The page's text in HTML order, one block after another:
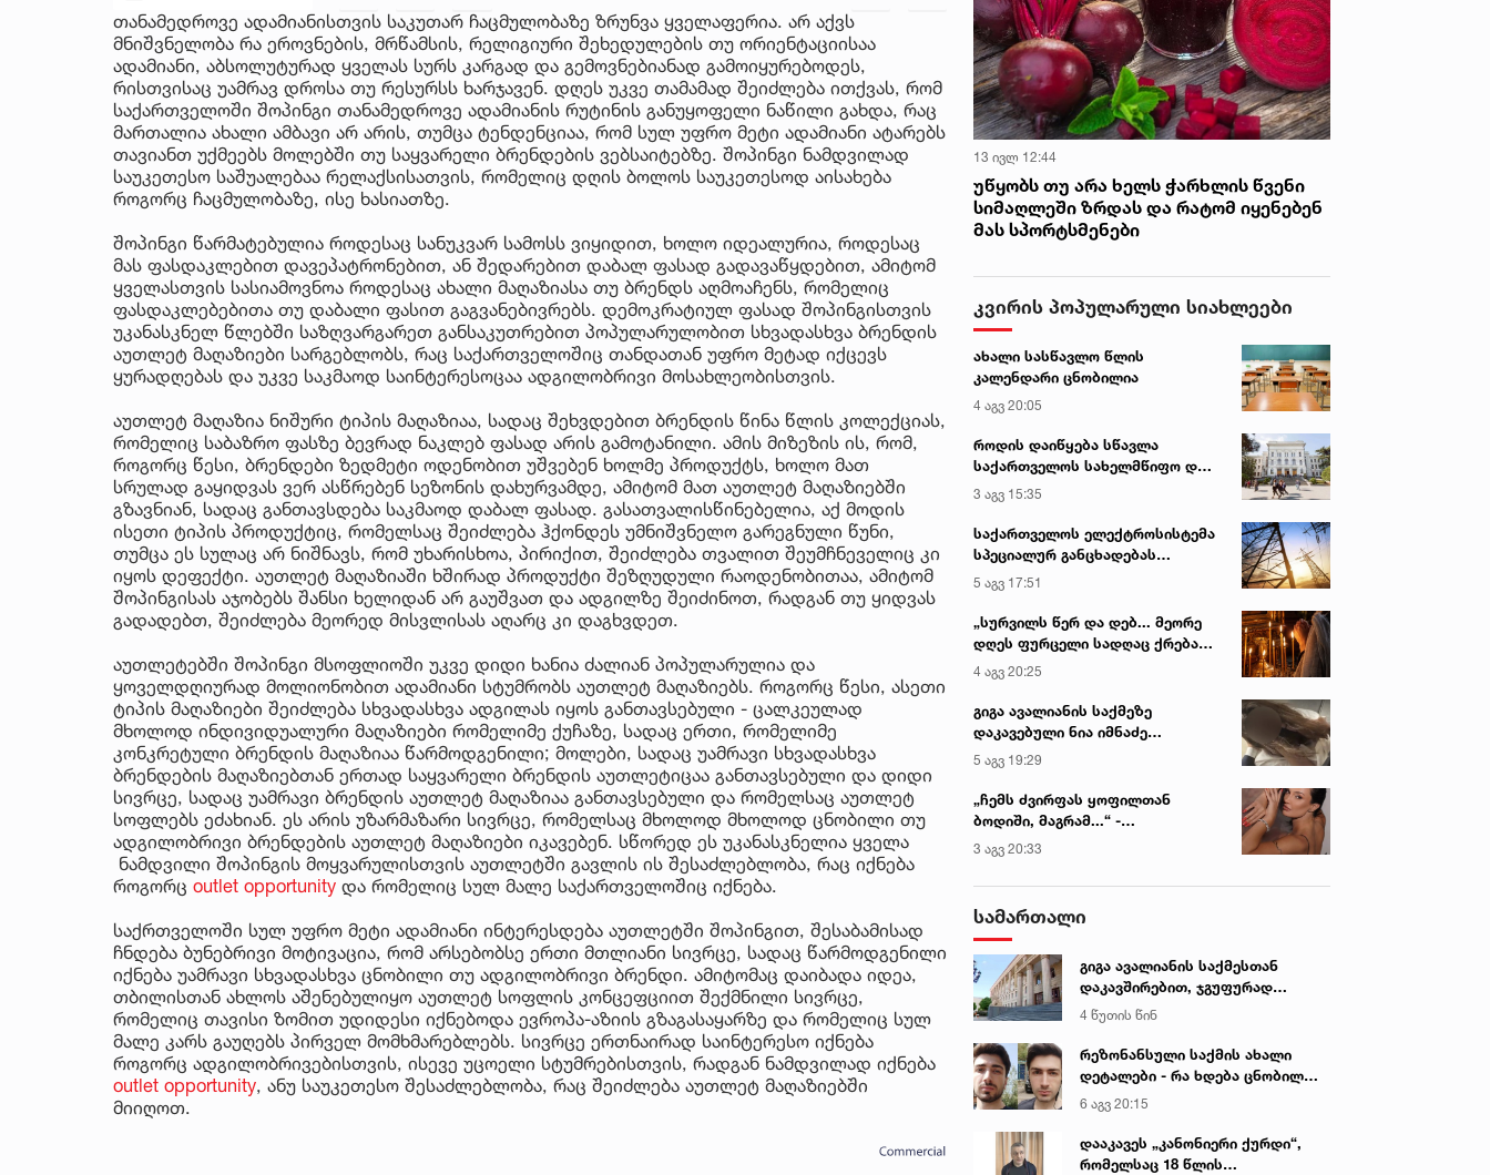
თანამედროვე ადამიანისთვის საკუთარ ჩაცმულობაზე ზრუნვა ყველაფერია. არ აქვს
მნიშვნელობა რა ეროვნების, მრწამსის, რელიგიური შეხედულების თუ ორიენტაციისაა
ადამიანი, აბსოლუტურად ყველას სურს კარგად და გემოვნებიანად გამოიყურებოდეს,
რისთვისაც უამრავ დროსა თუ რესურსს ხარჯავენ. დღეს უკვე თამამად შეიძლება ითქვას, რომ
საქართველოში შოპინგი თანამედროვე ადამიანის რუტინის განუყოფელი ნაწილი გახდა, რაც
მართალია ახალი ამბავი არ არის, თუმცა ტენდენციაა, რომ სულ უფრო მეტი ადამიანი ატარებს
თავიანთ უქმეებს მოლებში თუ საყვარელი ბრენდების ვებსაიტებზე. შოპინგი ნამდვილად
საუკეთესო საშუალებაა რელაქსისათვის, რომელიც დღის ბოლოს საუკეთესოდ აისახება
როგორც ჩაცმულობაზე, ისე ხასიათზე.
შოპინგი წარმატებულია როდესაც სანუკვარ სამოსს ვიყიდით, ხოლო იდეალურია, როდესაც
მას ფასდაკლებით დავეპატრონებით, ან შედარებით დაბალ ფასად გადავაწყდებით, ამიტომ
ყველასთვის სასიამოვნოა როდესაც ახალი მაღაზიასა თუ ბრენდს აღმოაჩენს, რომელიც
ფასდაკლებებითა თუ დაბალი ფასით გაგვანებივრებს. დემოკრატიულ ფასად შოპინგისთვის
უკანასკნელ წლებში საზღვარგარეთ განსაკუთრებით პოპულარულობით სხვადასხვა ბრენდის
აუთლეტ მაღაზიები სარგებლობს, რაც საქართველოშიც თანდათან უფრო მეტად იქცევს
ყურადღებას და უკვე საკმაოდ საინტერესოცაა ადგილობრივი მოსახლეობისთვის.
აუთლეტ მაღაზია ნიშური ტიპის მაღაზიაა, სადაც შეხვდებით ბრენდის წინა წლის კოლექციას,
რომელიც საბაზრო ფასზე ბევრად ნაკლებ ფასად არის გამოტანილი. ამის მიზეზის ის, რომ,
როგორც წესი, ბრენდები ზედმეტი ოდენობით უშვებენ ხოლმე პროდუქტს, ხოლო მათ
სრულად გაყიდვას ვერ ასწრებენ სეზონის დახურვამდე, ამიტომ მათ აუთლეტ მაღაზიებში
გზავნიან, სადაც განთავსდება საკმაოდ დაბალ ფასად. გასათვალისწინებელია, აქ მოდის
ისეთი ტიპის პროდუქტიც, რომელსაც შეიძლება ჰქონდეს უმნიშვნელო გარეგნული წუნი,
თუმცა ეს სულაც არ ნიშნავს, რომ უხარისხოა, პირიქით, შეიძლება თვალით შეუმჩნეველიც კი
იყოს დეფექტი. აუთლეტ მაღაზიაში ხშირად პროდუქტი შეზღუდული რაოდენობითაა, ამიტომ
შოპინგისას აჯობებს შანსი ხელიდან არ გაუშვათ და ადგილზე შეიძინოთ, რადგან თუ ყიდვას
გადადებთ, შეიძლება მეორედ მისვლისას აღარც კი დაგხვდეთ.
აუთლეტებში შოპინგი მსოფლიოში უკვე დიდი ხანია ძალიან პოპულარულია და
ყოველდღიურად მოლიონობით ადამიანი სტუმრობს აუთლეტ მაღაზიებს. როგორც წესი, ასეთი
ტიპის მაღაზიები შეიძლება სხვადასხვა ადგილას იყოს განთავსებული - ცალკეულად
მხოლოდ ინდივიდუალური მაღაზიები რომელიმე ქუჩაზე, სადაც ერთი, რომელიმე
კონკრეტული ბრენდის მაღაზიაა წარმოდგენილი; მოლები, სადაც უამრავი სხვადასხვა
ბრენდების მაღაზიებთან ერთად საყვარელი ბრენდის აუთლეტიცაა განთავსებული და დიდი
სივრცე, სადაც უამრავი ბრენდის აუთლეტ მაღაზიაა განთავსებული და რომელსაც აუთლეტ
სოფლებს ეძახიან. ეს არის უზარმაზარი სივრცე, რომელსაც მხოლოდ მხოლოდ ცნობილი თუ
ადგილობრივი ბრენდების აუთლეტ მაღაზიები იკავებენ. სწორედ ეს უკანასკნელია ყველა
ნამდვილი შოპინგის მოყვარულისთვის აუთლეტში გავლის ის შესაძლებლობა, რაც იქნება
როგორც outlet opportunity და რომელიც სულ მალე საქართველოშიც იქნება.
საქრთველოში სულ უფრო მეტი ადამიანი ინტერესდება აუთლეტში შოპინგით, შესაბამისად
ჩნდება ბუნებრივი მოტივაცია, რომ არსებობსე ერთი მთლიანი სივრცე, სადაც წარმოდგენილი
იქნება უამრავი სხვადასხვა ცნობილი თუ ადგილობრივი ბრენდი. ამიტომაც დაიბადა იდეა,
თბილისთან ახლოს აშენებულიყო აუთლეტ სოფლის კონცეფციით შექმნილი სივრცე,
რომელიც თავისი ზომით უდიდესი იქნებოდა ევროპა-აზიის გზაგასაყარზე და რომელიც სულ
მალე კარს გაუღებს პირველ მომხმარებლებს. სივრცე ერთნაირად საინტერესო იქნება
როგორც ადგილობრივებისთვის, ისევე უცოელი სტუმრებისთვის, რადგან ნამდვილად იქნება
outlet opportunity, ანუ საუკეთესო შესაძლებლობა, რაც შეიძლება აუთლეტ მაღაზიებში
მიიღოთ.
13 ივლ 12:44
უწყობს თუ არა ხელს ჭარხლის წვენი
სიმაღლეში ზრდას და რატომ იყენებენ
მას სპორტსმენები
კვირის პოპულარული სიახლეები
ახალი სასწავლო წლის
კალენდარი ცნობილია
4 აგვ 20:05
როდის დაიწყება სწავლა
საქართველოს სახელმწიფო და
კერძო უნივერსიტეტებში
3 აგვ 15:35
საქართველოს ელექტროსისტემა
სპეციალურ განცხადებას
ავრცელებს
5 აგვ 17:51
„სურვილს წერ და დებ... მეორე
დღეს ფურცელი სადღაც ქრება
და სურვილი სრულდება...“ -
სასწაულმოქმედი ტაძარი შიდა
ქართლში
4 აგვ 20:25
გიგა ავალიანის საქმეზე
დაკავებული ნია იმნაძე
კლინიკაში გადაჰყავთ
5 აგვ 19:29
„ჩემს ძვირფას ყოფილთან
ბოდიში, მაგრამ...“ -
ალექსანდრა პაიჭაძის
გულწრფელი აღიარება
3 აგვ 20:33
სამართალი
გიგა ავალიანის საქმესთან
დაკავშირებით, ჯგუფურად
ჯანმრთელობის განზრახ მძიმე
დაზიანების წაქეზების ფაქტზე
ნია იმნაძისა და განსაკუთრებით
მძიმე დანაშაულის
ანასტასია ბერუაშვილის
სასამართლო პროცესი,
სავარაუდოდ, დღეს გაიმართება
4 წუთის წინ
რეზონანსული საქმის ახალი
დეტალები - რა ხდება ცნობილი
გიგა ავალიანის მკვლელობაზე
6 აგვ 20:15
დააკავეს „კანონიერი ქურდი“,
რომელსაც 18 წლის